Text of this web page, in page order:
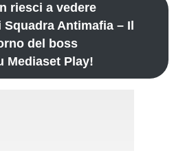
riesci a vedere
Squadra Antimafia – Il
del boss
Mediaset Play!